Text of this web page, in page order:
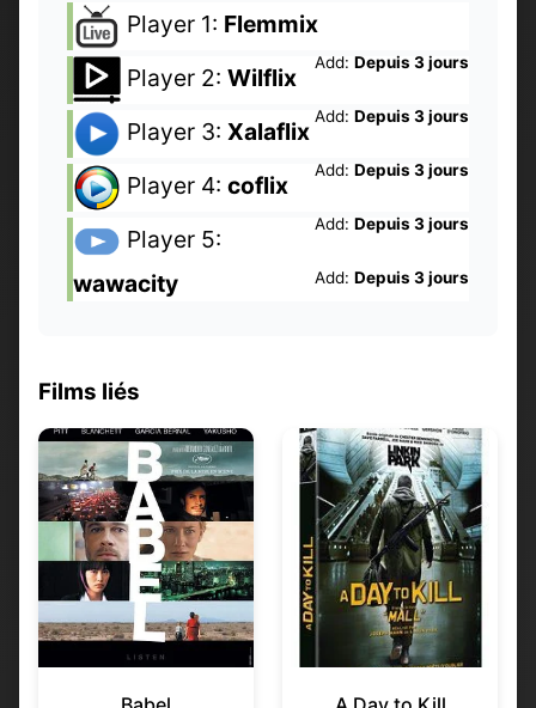
Player 1: Flemmix
Add: Depuis 3 jours
Player 2: Wilflix
Add: Depuis 3 jours
Player 3: Xalaflix
Add: Depuis 3 jours
Player 4: coflix
Add: Depuis 3 jours
Player 5:
wawacity
Add: Depuis 3 jours
Films liés